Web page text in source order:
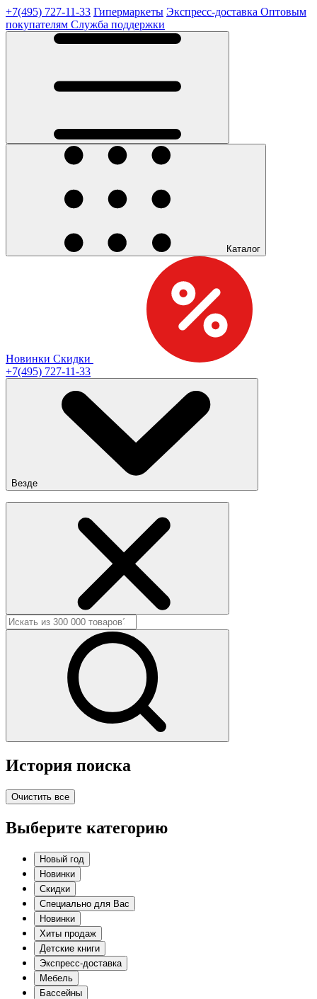
+7(495) 727-11-33 Гипермаркеты Экспресс-доставка Оптовым
покупателям Служба поддержки
Каталог
Новинки Скидки
+7(495) 727-11-33
Везде
История поиска
Очистить все
Выберите категорию
Новый год
Новинки
Скидки
Специально для Вас
Новинки
Хиты продаж
Детские книги
Экспресс-доставка
Мебель
Бассейны